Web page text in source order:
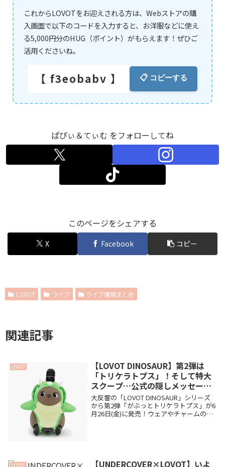
これからLOVOTをお迎えされる方は、Webストアの購
入画面で以下のコードを入力すると、お洋服などに使え
る5,000円分のHUG（ポイント）がもらえます！ぜひご
活用くださいね。
【 f3eobabv 】 📋 コピーする
LOVOT ライブ ライブ情報まとめ
このページをシェアする
X Facebook コピー
ぱぴぃ＆てぃむ をフォローしてね
関連記事
LOVOT
【LOVOT DINOSAUR】第2弾は
「トリケラトプス」！そして特大
スクープ…公式の隠しメッセージ
から第3弾の恐竜が判明！？🦖✨
大反響の「LOVOT DINOSAUR」シリーズ
から第2弾「がぶっとトリケラトプス」が6
月26日(金)に発売！ウェアやチャームの魅
LOVOT
【UNDERCOVER×LOVOT】いよ